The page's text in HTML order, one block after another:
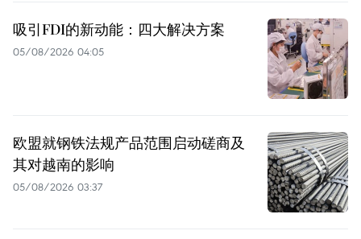
吸引FDI的新动能：四大解决方案
05/08/2026 04:05
欧盟就钢铁法规产品范围启动磋商及
其对越南的影响
05/08/2026 03:37